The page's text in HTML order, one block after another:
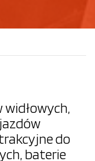
do
baterie